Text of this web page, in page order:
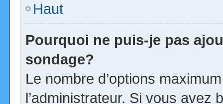
Haut
Pourquoi ne puis-je pas
sondage?
Le nombre d’options
l’administrateur. Si vous avez